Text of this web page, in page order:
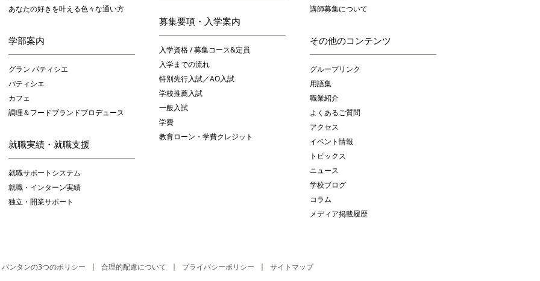
あなたの好きを叶える⾊々な通い⽅
学部案内
グラン パティシエ
パティシエ
カフェ
調理＆フードブランドプロデュース
就職実績・就職支援
就職サポートシステム
就職・インターン実績
独立・開業サポート
募集要項・入学案内
入学資格 / 募集コース&定員
入学までの流れ
特別先行入試／AO入試
学校推薦入試
一般入試
学費
教育ローン・学費クレジット
講師募集について
その他のコンテンツ
グループリンク
用語集
職業紹介
よくあるご質問
アクセス
イベント情報
トピックス
ニュース
学校ブログ
コラム
メディア掲載履歴
バンタンの3つのポリシー 合理的配慮について プライバシーポリシー サイトマップ